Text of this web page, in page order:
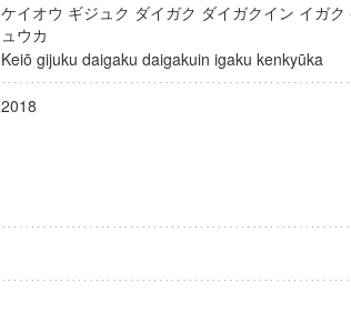
ケイオウ ギジュク ダイガク ダイガクイン イガク
ュウカ
Keiō gijuku daigaku daigakuin igaku kenkyūka
2018